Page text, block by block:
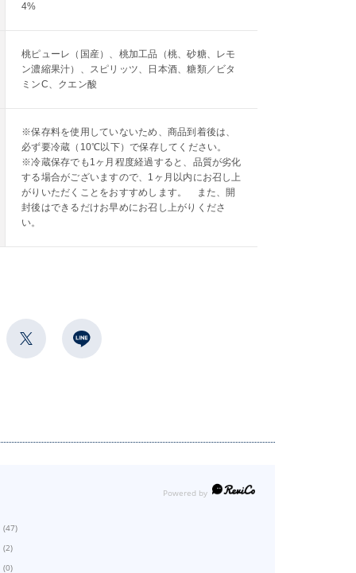
4%
桃ピューレ（国産）、桃加工品（桃、砂糖、レモ
ン濃縮果汁）、スピリッツ、日本酒、糖類／ビタ
ミンC、クエン酸
※保存料を使用していないため、商品到着後は、
必ず要冷蔵（10℃以下）で保存してください。
※冷蔵保存でも1ヶ月程度経過すると、品質が劣化
する場合がございますので、1ヶ月以内にお召し上
がりいただくことをおすすめします。 また、開
封後はできるだけお早めにお召し上がりくださ
い。
(47)
(2)
(0)